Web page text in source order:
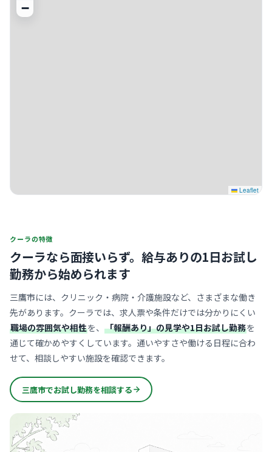
−
Leaflet
クーラの特徴
クーラなら面接いらず。 給与ありの1日お試し
勤務から始められます
三鷹市には、クリニック・病院・介護施設など、さまざまな働き
先があります。クーラでは、求人票や条件だけでは分かりにくい
職場の雰囲気や相性を、 「報酬あり」の見学や1日お試し勤務を
通じて確かめやすくしています。通いやすさや働ける日程に合わ
せて、相談しやすい施設を確認できます。
三鷹市でお試し勤務を相談する